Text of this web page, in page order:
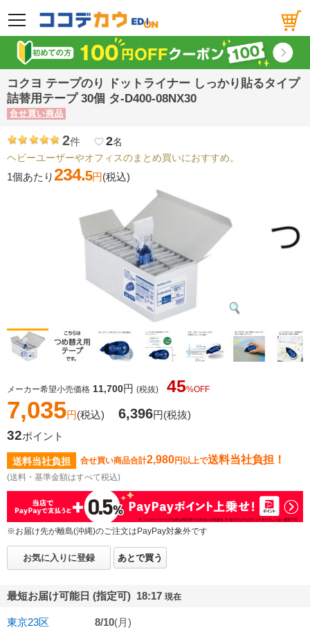
メニュー
コクヨ テープのり ドットライナー しっかり貼るタイプ
詰替用テープ 30個 タ-D400-08NX30
合せ買い商品
2件 favorite_border2名
ヘビーユーザーやオフィスのまとめ買いにおすすめ。
1個あたり234.5円(税込)
メーカー希望小売価格 11,700円 (税抜) 45%OFF
7,035円(税込) 6,396円(税抜)
32ポイント
送料当社負担 合せ買い商品合計2,980円以上で送料当社負担！
(送料・基準金額はすべて税込)
※お届け先が離島(沖縄)のご注文はPayPay対象外です
お気に入りに登録 あとで買う
最短お届け可能日 (指定可) 18:17 現在
東京23区 8/10(月)